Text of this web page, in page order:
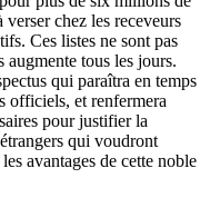
chez les receveurs
Ces listes ne sont pas
augmente tous les jours.
qui paraîtra en temps
officiels, et renfermera
pour justifier la
qui voudront
avantages de cette noble